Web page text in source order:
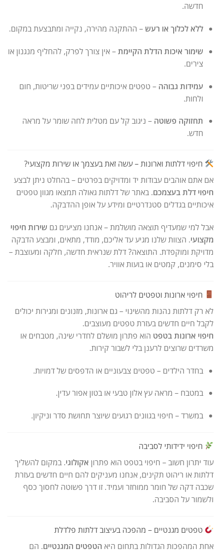
חדשה.
ללא לכלוך או רעש– ההתקנה מהירה, נקייה ומתבצעת במקום.
שימור איכות הדלת הקיימת– אין צורך לפרק, להחליף מנגנון או
צירים.
עמידות גבוהה – טפטים איכותיים עמידים בפני שריטות, חום
ולחות.
תחזוקה פשוטה – ניגוב קל עם מטלית לחה שומר על מראה
חדש.
חיפוי דלתות וארונות – עשה זאת בעצמך או שירות מקצועי?
אם אתם אוהבים עבודות יד ומדויקים בפרטים – בהחלט ניתן לבצע
חיפוי דלת בעצמכם. באתר של דלתות גאולה תמצאו מגוון טפטים
איכותיים בגדלים סטנדרטיים ומידע על אופן ההדבקה.
אבל למי שמעדיף תוצאה מושלמת – אנחנו מציעים גם שירות חיפוי
מקצועי. הצוות שלנו מגיע עד אליכם, מודד, מתאים, ומבצע הדבקה
מדויקת ומוקפדת. התוצאה? דלת שנראית חדשה, חלקה ומעוצבת –
בלי סימנים, קמטים או בועות אוויר.
חיפוי ארונות וטפטים לריהוט
לא רק דלתות נהנות מהשינוי – גם ארונות, מזנונים ומגירות יכולים
לקבל חיים חדשים בעזרת טפטים מעוצבים.
חיפוי ארונות בטפט הוא פתרון מושלם לחדרי שינה, מטבחים או
משרדים שרוצים לרענן בלי לשבור קירות.
בחדר הילדים – טפטים צבעוניים או הדפסים של דמויות.
במטבח – מראה עץ אלון טבעי או בטון אפור עדין.
במשרד – חיפוי בגוונים רגועים שיוצר תחושת סדר וניקיון.
חיפוי ידידותי לסביבה
עוד יתרון חשוב – חיפוי בטפט הוא פתרון אקולוגי. במקום להשליך
דלתות או ריהוט תקינים, אנחנו מעניקים להם חיים חדשים בעזרת
שכבה דקה של חומר ממוחזר ועמיד. זו דרך פשוטה לחסוך כסף
ולשמור על הסביבה.
טפטים מגנטיים – מהפכה בעיצוב דלתות פלדלת
אחת המהפכות הגדולות בתחום היא הטפטים המגנטיים. הם